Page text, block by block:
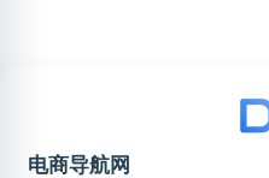
电商导航网